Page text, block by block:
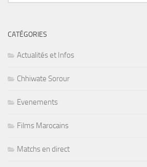
CATÉGORIES
Actualités et Infos
Chhiwate Sorour
Evenements
Films Marocains
Matchs en direct